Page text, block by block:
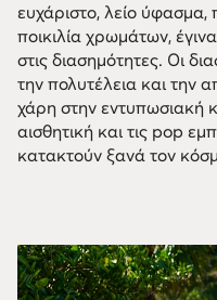
ευχάριστο, λείο ύφασμα,
ποικιλία χρωμάτων,
στις διασημότητες. Оι
την πολυτέλεια και την
χάρη στην εντυπωσιακή
αισθητική και τις pop
κατακτούν ξανά τον